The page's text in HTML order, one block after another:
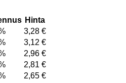
Hinta
3,28 €
3,12 €
2,96 €
2,81 €
2,65 €